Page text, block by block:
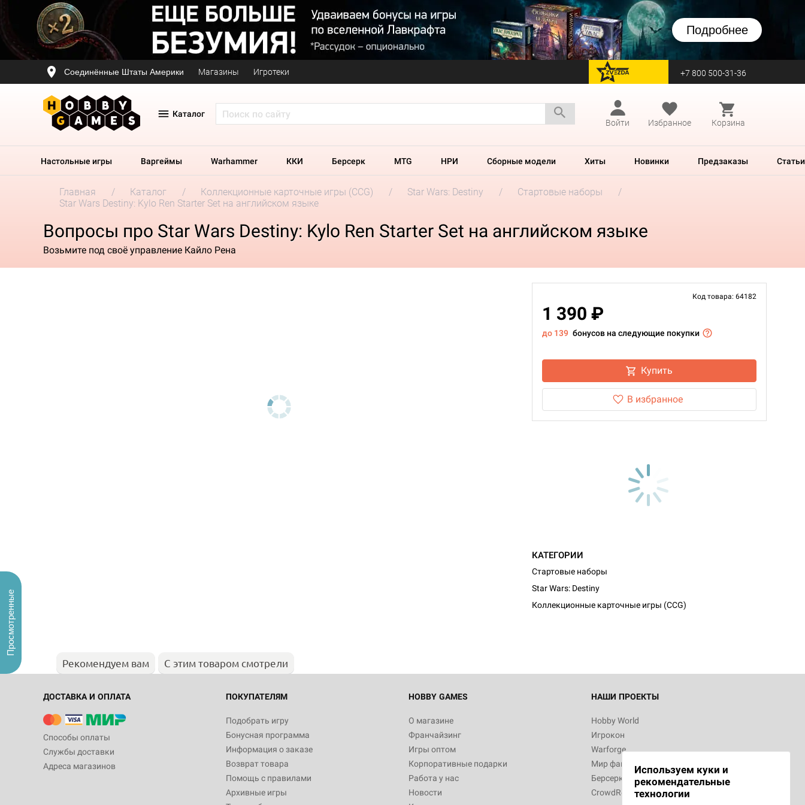
Подробнее
Соединённые Штаты Америки Магазины Игротеки перейти на Zvezda +7 800 500-31-36
Каталог
Войти
Избранное Корзина
Настольные игры Варгеймы Warhammer ККИ Берсерк MTG НРИ Сборные модели Хиты Новинки Предзаказы Статьи
Главная Каталог Коллекционные карточные игры (CCG) Star Wars: Destiny
Стартовые наборы
Star Wars Destiny: Kylo Ren Starter Set на английском языке
Вопросы про Star Wars Destiny: Kylo Ren Starter Set на английском языке
Возьмите под своё управление Кайло Рена
Код товара: 64182
1 390 ₽
до 139 бонусов на следующие покупки
Купить
В избранное
КАТЕГОРИИ
Стартовые наборы
Star Wars: Destiny
Коллекционные карточные игры (CCG)
Рекомендуем вам С этим товаром смотрели
ДОСТАВКА И ОПЛАТА
Способы оплаты
Службы доставки
Адреса магазинов
ПОКУПАТЕЛЯМ
Подобрать игру
Бонусная программа
Информация о заказе
Возврат товара
Помощь с правилами
Архивные игры
HOBBY GAMES
О магазине
Франчайзинг
Игры оптом
Корпоративные подарки
Работа у нас
Новости
НАШИ ПРОЕКТЫ
Hobby World
Игрокон
Warforge
Мир фантастики
Берсерк
CrowdRepublic
Используем куки и
рекомендательные
технологии
Просмотренные
Настольная игра Hobby World Журнал
"Мир фантастики. Спецвыпуск: Братья
империи: Боевая тревога
799
Настольная игра Hobby World Сумерки
империи. Четвёртая редакция: Грозовой
Рубеж
12 990